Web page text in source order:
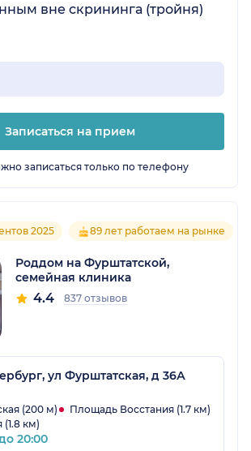
вне скрининга (тройня)
Записаться на прием
записаться только по телефону
2025 89 лет работаем на рынке
Роддом на Фурштатской,
семейная клиника
4.4 837 отзывов
ул Фурштатская, д 36А
(200 м)
Площадь Восстания (1.7 км)
(1.8 км)
20:00